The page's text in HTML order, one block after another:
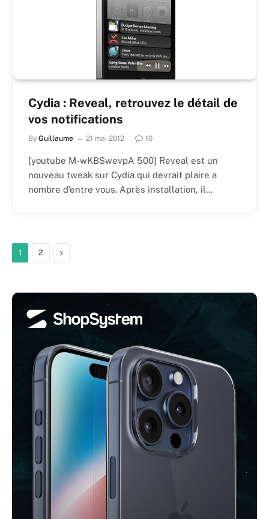
Cydia : Reveal, retrouvez le détail de
vos notifications
By Guillaume 21 mai 2012 10
[youtube M-wKBSwevpA 500] Reveal est un
nouveau tweak sur Cydia qui devrait plaire a
nombre d’entre vous. Après installation, il…
1 2 Next